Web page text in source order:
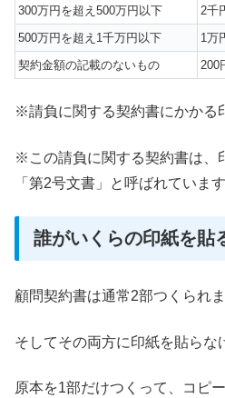
300万円を超え500万円以下
2千
500万円を超え1千万円以下
1万
契約金額の記載のないもの
200
※請負に関する契約書にかかる
※この請負に関する契約書は、
「第2号文書」と呼ばれています
誰がいくらの印紙を貼
顧問契約書は通常2部つくられま
そしてその両方に印紙を貼らな
原本を1部だけつくって、コピ